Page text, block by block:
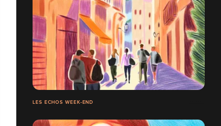
LES ECHOS WEEK-END